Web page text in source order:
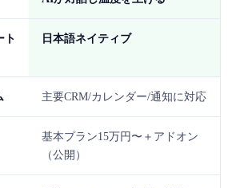
ト 日本語ネイティブ
主要CRM/カレンダー/通知に対応
基本プラン15万円〜＋アドオン
（公開）